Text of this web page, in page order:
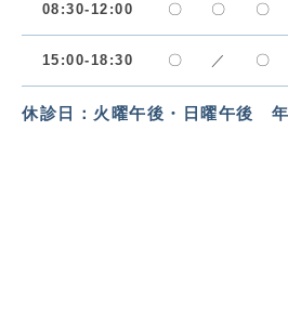
08:30-12:00 〇 〇 〇
15:00-18:30 〇 ／ 〇
休診日：火曜午後・日曜午後